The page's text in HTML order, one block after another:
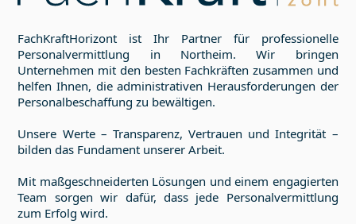
FachKraftHorizont ist Ihr Partner für professionelle
Personalvermittlung in Northeim. Wir bringen
Unternehmen mit den besten Fachkräften zusammen und
helfen Ihnen, die administrativen Herausforderungen der
Personalbeschaffung zu bewältigen.
Unsere Werte – Transparenz, Vertrauen und Integrität –
bilden das Fundament unserer Arbeit.
Mit maßgeschneiderten Lösungen und einem engagierten
Team sorgen wir dafür, dass jede Personalvermittlung
zum Erfolg wird.